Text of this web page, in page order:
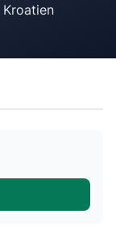
Veranstaltungsorte in Zagreb, Kroatien